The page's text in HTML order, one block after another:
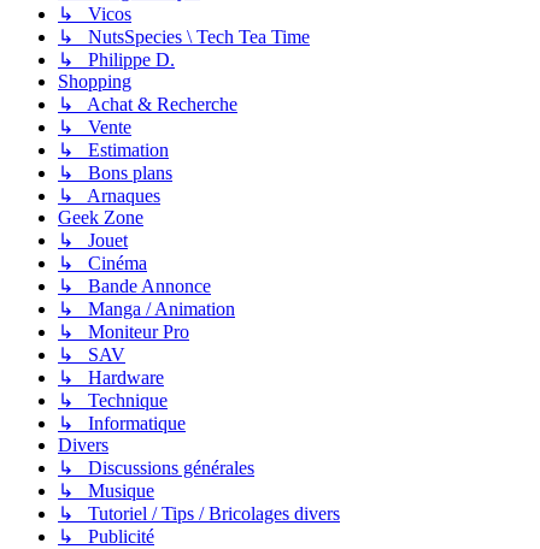
↳ Vicos
↳ NutsSpecies \ Tech Tea Time
↳ Philippe D.
Shopping
↳ Achat & Recherche
↳ Vente
↳ Estimation
↳ Bons plans
↳ Arnaques
Geek Zone
↳ Jouet
↳ Cinéma
↳ Bande Annonce
↳ Manga / Animation
↳ Moniteur Pro
↳ SAV
↳ Hardware
↳ Technique
↳ Informatique
Divers
↳ Discussions générales
↳ Musique
↳ Tutoriel / Tips / Bricolages divers
↳ Publicité